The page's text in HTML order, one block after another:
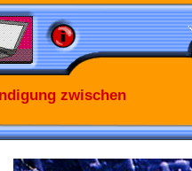
zwischen